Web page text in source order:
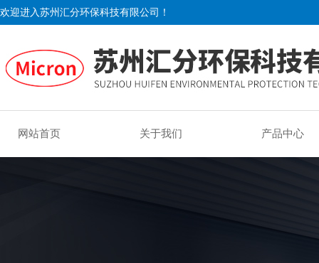
欢迎进入苏州汇分环保科技有限公司！
网站首页 关于我们 产品中心